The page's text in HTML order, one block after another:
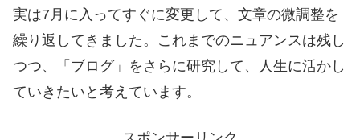
実は7月に入ってすぐに変更して、文章の微調整を
繰り返してきました。これまでのニュアンスは残し
つつ、「ブログ」をさらに研究して、人生に活かし
ていきたいと考えています。